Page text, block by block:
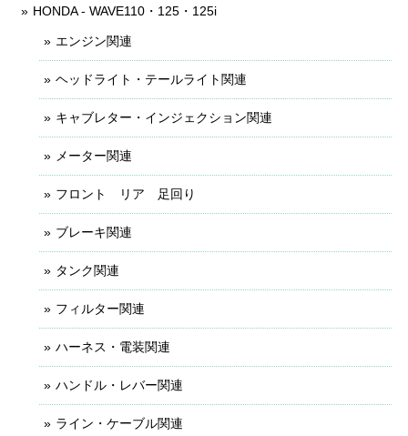
HONDA - WAVE110・125・125i
エンジン関連
ヘッドライト・テールライト関連
キャブレター・インジェクション関連
メーター関連
フロント リア 足回り
ブレーキ関連
タンク関連
フィルター関連
ハーネス・電装関連
ハンドル・レバー関連
ライン・ケーブル関連